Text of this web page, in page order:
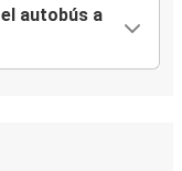
autobús a